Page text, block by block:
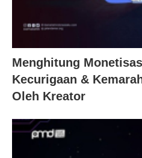
Menghitung
Kecurigaan &
Oleh Kreator